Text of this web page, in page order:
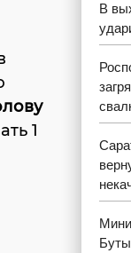
1
В